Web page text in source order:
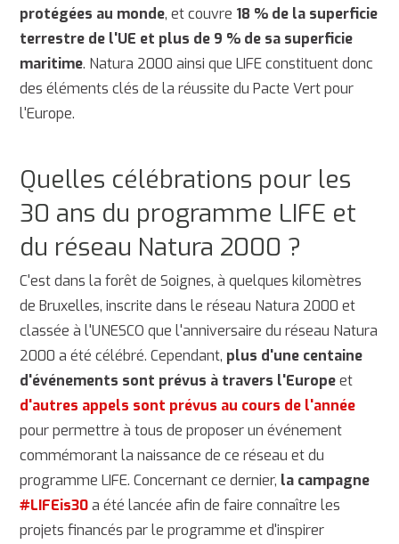
protégées au monde, et couvre 18 % de la superficie
terrestre de l'UE et plus de 9 % de sa superficie
maritime. Natura 2000 ainsi que LIFE constituent donc
des éléments clés de la réussite du Pacte Vert pour
l'Europe.
Quelles célébrations pour les
30 ans du programme LIFE et
du réseau Natura 2000 ?
C'est dans la forêt de Soignes, à quelques kilomètres
de Bruxelles, inscrite dans le réseau Natura 2000 et
classée à l'UNESCO que l'anniversaire du réseau Natura
2000 a été célébré. Cependant, plus d'une centaine
d'événements sont prévus à travers l'Europeet
d'autres appels sont prévus au cours de l'année
pour permettre à tous de proposer un événement
commémorant la naissance de ce réseau et du
programme LIFE. Concernant ce dernier, la campagne
#LIFEis30a été lancée afin de faire connaître les
projets financés par le programme et d'inspirer